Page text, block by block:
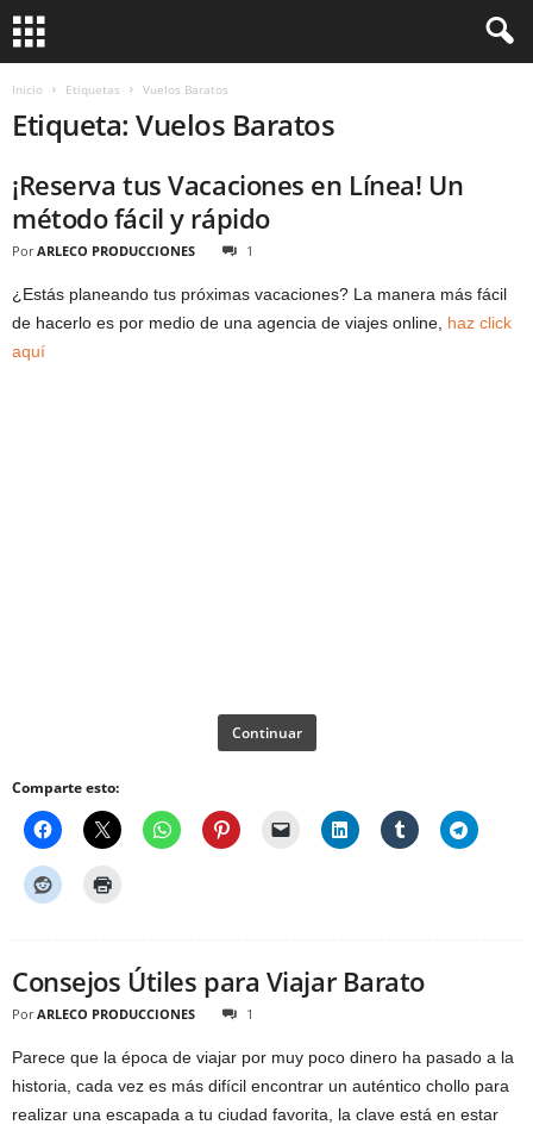
Inicio Etiquetas Vuelos Baratos
Etiqueta: Vuelos Baratos
¡Reserva tus Vacaciones en Línea! Un
método fácil y rápido
Por ARLECO PRODUCCIONES 1
¿Estás planeando tus próximas vacaciones? La manera más fácil
de hacerlo es por medio de una agencia de viajes online, haz click
aquí
Continuar
Comparte esto:
Consejos Útiles para Viajar Barato
Por ARLECO PRODUCCIONES 1
Parece que la época de viajar por muy poco dinero ha pasado a la
historia, cada vez es más difícil encontrar un auténtico chollo para
realizar una escapada a tu ciudad favorita, la clave está en estar